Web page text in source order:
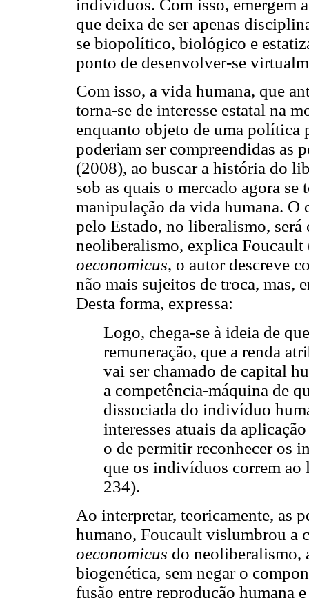
indivíduos. Com isso, emergem
que deixa de ser apenas
se biopolítico, biológico e
ponto de desenvolver-se
Com isso, a vida humana, que
torna-se de interesse estatal na
enquanto objeto de uma política
poderiam ser compreendidas as
(2008), ao buscar a história do
sob as quais o mercado agora se
manipulação da vida humana. O
pelo Estado, no liberalismo,
neoliberalismo, explica
oeconomicus, o autor descreve
não mais sujeitos de troca, mas,
Desta forma, expressa:
Logo, chega-se à ideia de
remuneração, que a renda
vai ser chamado de capital
a competência-máquina de
dissociada do indivíduo
interesses atuais da
o de permitir reconhecer os
que os indivíduos correm ao
234).
Ao interpretar, teoricamente, as
humano, Foucault vislumbrou a
oeconomicus do neoliberalismo,
biogenética, sem negar o
fusão entre reprodução humana